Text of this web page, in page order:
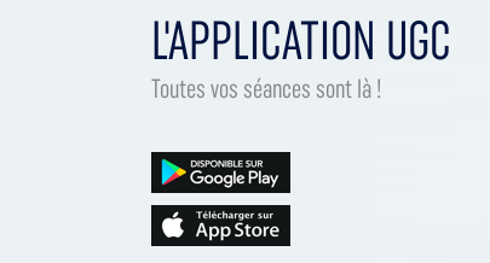
L'APPLICATION UGC
Toutes vos séances sont là !